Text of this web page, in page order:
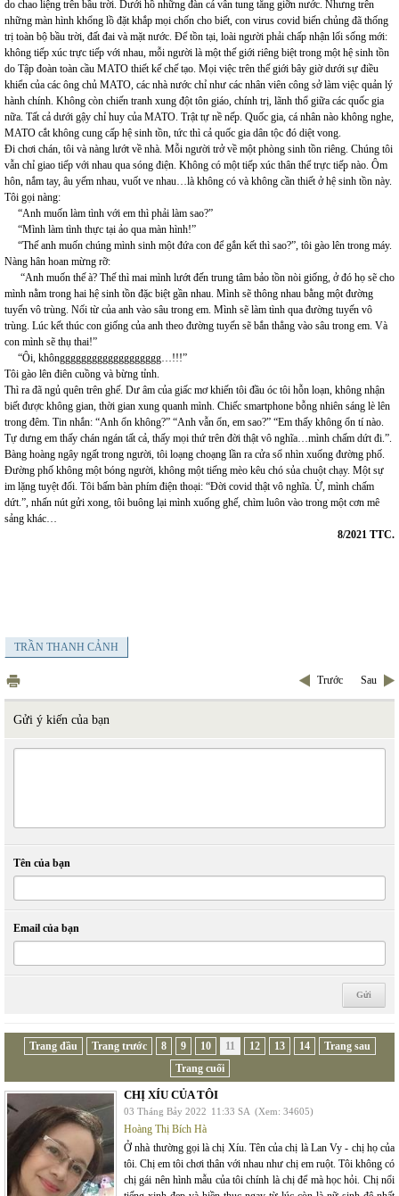
do chao liệng trên bầu trời. Dưới hồ những đàn cá vẫn tung tăng giỡn nước. Nhưng trên
những màn hình khổng lồ đặt khắp mọi chốn cho biết, con virus covid biến chủng đã thống
trị toàn bộ bầu trời, đất đai và mặt nước. Để tồn tại, loài người phải chấp nhận lối sống mới:
không tiếp xúc trực tiếp với nhau, mỗi người là một thế giới riêng biệt trong một hệ sinh tồn
do Tập đoàn toàn cầu MATO thiết kế chế tạo. Mọi việc trên thế giới bây giờ dưới sự điều
khiển của các ông chủ MATO, các nhà nước chỉ như các nhân viên công sở làm việc quản lý
hành chính. Không còn chiến tranh xung đột tôn giáo, chính trị, lãnh thổ giữa các quốc gia
nữa. Tất cả dưới gậy chỉ huy của MATO. Trật tự nề nếp. Quốc gia, cá nhân nào không nghe,
MATO cắt không cung cấp hệ sinh tồn, tức thì cả quốc gia dân tộc đó diệt vong.
Đi chơi chán, tôi và nàng lướt về nhà. Mỗi người trở về một phòng sinh tồn riêng. Chúng tôi
vẫn chỉ giao tiếp với nhau qua sóng điện. Không có một tiếp xúc thân thể trực tiếp nào. Ôm
hôn, nắm tay, âu yếm nhau, vuốt ve nhau…là không có và không cần thiết ở hệ sinh tồn này.
Tôi gọi nàng:
“Anh muốn làm tình với em thì phải làm sao?”
“Mình làm tình thực tại ảo qua màn hình!”
“Thế anh muốn chúng mình sinh một đứa con để gắn kết thì sao?”, tôi gào lên trong máy.
Nàng hân hoan mừng rỡ:
“Anh muốn thế à? Thế thì mai mình lướt đến trung tâm bảo tồn nòi giống, ở đó họ sẽ cho
mình nằm trong hai hệ sinh tồn đặc biệt gần nhau. Mình sẽ thông nhau bằng một đường
tuyến vô trùng. Nối từ của anh vào sâu trong em. Mình sẽ làm tình qua đường tuyến vô
trùng. Lúc kết thúc con giống của anh theo đường tuyến sẽ bắn thẳng vào sâu trong em. Và
con mình sẽ thụ thai!”
“Ôi, khônggggggggggggggggggg…!!!”
Tôi gào lên điên cuồng và bừng tỉnh.
Thì ra đã ngủ quên trên ghế. Dư âm của giấc mơ khiến tôi đầu óc tôi hỗn loạn, không nhận
biết được không gian, thời gian xung quanh mình. Chiếc smartphone bỗng nhiên sáng lè lên
trong đêm. Tin nhắn: “Anh ổn không?” “Anh vẫn ổn, em sao?” “Em thấy không ổn tí nào.
Tự dưng em thấy chán ngán tất cả, thấy mọi thứ trên đời thật vô nghĩa…mình chấm dứt đi.”.
Bàng hoàng ngây ngất trong người, tôi loạng choạng lần ra cửa sổ nhìn xuống đường phố.
Đường phố không một bóng người, không một tiếng mèo kêu chó sủa chuột chạy. Một sự
im lặng tuyệt đối. Tôi bấm bàn phím điện thoại: “Đời covid thật vô nghĩa. Ừ, mình chấm
dứt.”, nhấn nút gửi xong, tôi buông lại mình xuống ghế, chìm luôn vào trong một cơn mê
sảng khác…
8/2021 TTC.
TRẦN THANH CẢNH
Trước Sau
Gửi ý kiến của bạn
Tên của bạn
Email của bạn
Trang đầu Trang trước 8 9 10 11 12 13 14
Trang sau
Trang cuối
CHỊ XÍU CỦA TÔI
03 Tháng Bảy 2022 11:33 SA (Xem: 34605)
Hoàng Thị Bích Hà
Ở nhà thường gọi là chị Xíu. Tên của chị là Lan Vy - chị họ của
tôi. Chị em tôi chơi thân với nhau như chị em ruột. Tôi không có
chị gái nên hình mẫu của tôi chính là chị để mà học hỏi. Chị nổi